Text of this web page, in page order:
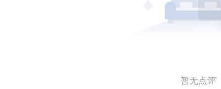
暂无点评